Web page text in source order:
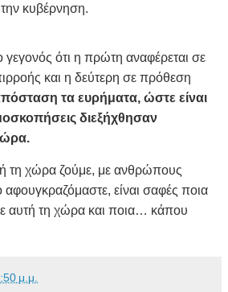
κυβέρνηση.
γεγονός ότι η πρώτη αναφέρεται σε
και η δεύτερη σε πρόθεση
τα ευρήματα, ώστε είναι
διεξήχθησαν
τη χώρα ζούμε, με ανθρώπους
αφουγκραζόμαστε, είναι σαφές ποια
αυτή τη χώρα και ποια… κάπου
μ.μ.